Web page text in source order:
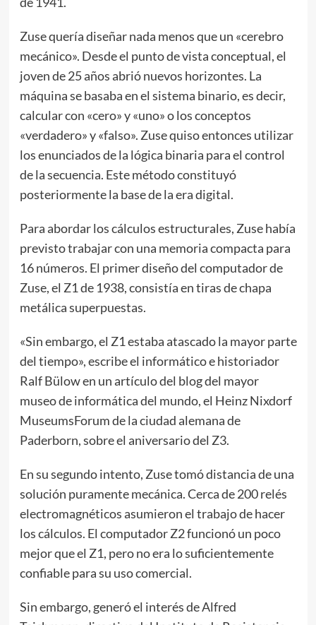
Zuse quería diseñar nada menos que un «cerebro
mecánico». Desde el punto de vista conceptual, el
joven de 25 años abrió nuevos horizontes. La
máquina se basaba en el sistema binario, es decir,
calcular con «cero» y «uno» o los conceptos
«verdadero» y «falso». Zuse quiso entonces utilizar
los enunciados de la lógica binaria para el control
de la secuencia. Este método constituyó
posteriormente la base de la era digital.
Para abordar los cálculos estructurales, Zuse había
previsto trabajar con una memoria compacta para
16 números. El primer diseño del computador de
Zuse, el Z1 de 1938, consistía en tiras de chapa
metálica superpuestas.
«Sin embargo, el Z1 estaba atascado la mayor parte
del tiempo», escribe el informático e historiador
Ralf Bülow en un artículo del blog del mayor
museo de informática del mundo, el Heinz Nixdorf
MuseumsForum de la ciudad alemana de
Paderborn, sobre el aniversario del Z3.
En su segundo intento, Zuse tomó distancia de una
solución puramente mecánica. Cerca de 200 relés
electromagnéticos asumieron el trabajo de hacer
los cálculos. El computador Z2 funcionó un poco
mejor que el Z1, pero no era lo suficientemente
confiable para su uso comercial.
Sin embargo, generó el interés de Alfred